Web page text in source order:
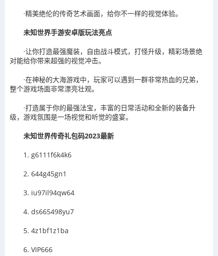
·精美绝伦的传奇艺术画面，给你不一样的视觉体验。
未知世界手游安卓版玩法亮点
·让你打造最强魔装，自由战斗模式，打怪升级，精彩场景绝
对能给你带来超强的视觉冲击。
·在神秘的大海游戏中，玩家可以遇到一群非常热血的兄弟，
整个游戏场面非常漂亮壮观。
·打造属于你的最强法宝，丰富的日常活动和全新的装备升
级，游戏氛围是一场视觉和听觉的盛宴。
未知世界传奇礼包码2023最新
1. g6111f6k4k6
2. 644g45gn1
3. iu97il94qw64
4. ds665498yu7
5. 4z1bf1z1ba
6. VIP666